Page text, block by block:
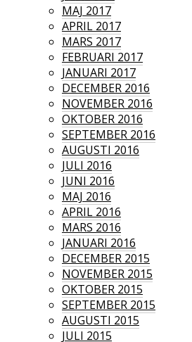
MAJ 2017
APRIL 2017
MARS 2017
FEBRUARI 2017
JANUARI 2017
DECEMBER 2016
NOVEMBER 2016
OKTOBER 2016
SEPTEMBER 2016
AUGUSTI 2016
JULI 2016
JUNI 2016
MAJ 2016
APRIL 2016
MARS 2016
JANUARI 2016
DECEMBER 2015
NOVEMBER 2015
OKTOBER 2015
SEPTEMBER 2015
AUGUSTI 2015
JULI 2015